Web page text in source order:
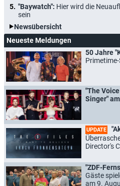
"Baywatch": Hier wird die
sein
Newsübersicht
Neueste Meldungen
50 Jahre
"The
Singer"
UPDATE
Director's
"ZDF-
Gäste
am 9.